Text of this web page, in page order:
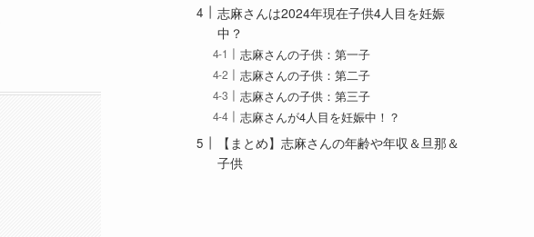
志麻さんは2024年現在子供4人目を妊娠
中？
志麻さんの子供：第一子
志麻さんの子供：第二子
志麻さんの子供：第三子
志麻さんが4人目を妊娠中！？
【まとめ】志麻さんの年齢や年収＆旦那＆
子供